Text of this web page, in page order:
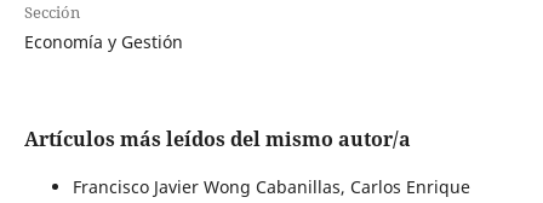
Sección
Economía y Gestión
Artículos más leídos del mismo autor/a
Francisco Javier Wong Cabanillas, Carlos Enrique